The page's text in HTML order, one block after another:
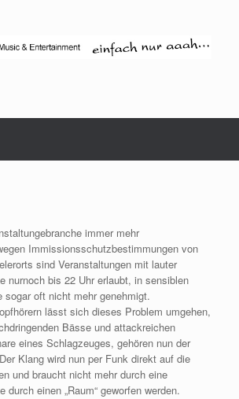
immer mehr
Immissionsschutzbestimmungen von
sind Veranstaltungen mit lauter
nurnoch bis 22 Uhr erlaubt, in sensiblen
sogar oft nicht mehr genehmigt.
lässt sich dieses Problem umgehen,
Bässe und attackreichen
eines Schlagzeuges, gehören nun der
Klang wird nun per Funk direkt auf die
und braucht nicht mehr durch eine
durch einen „Raum“ geworfen werden.